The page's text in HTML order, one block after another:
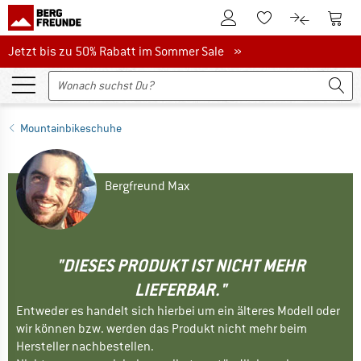
Zum KundenkontoZum Merkzettel.
Zum Zum
Jetzt bis zu 50% Rabatt im Sommer Sale
Jetzt bis zu 50% Rabatt im Sommer Sale »
Mountainbikeschuhe
Bergfreund Max
"DIESES PRODUKT IST NICHT MEHR
LIEFERBAR."
Entweder es handelt sich hierbei um ein älteres Modell oder
wir können bzw. werden das Produkt nicht mehr beim
Hersteller nachbestellen.